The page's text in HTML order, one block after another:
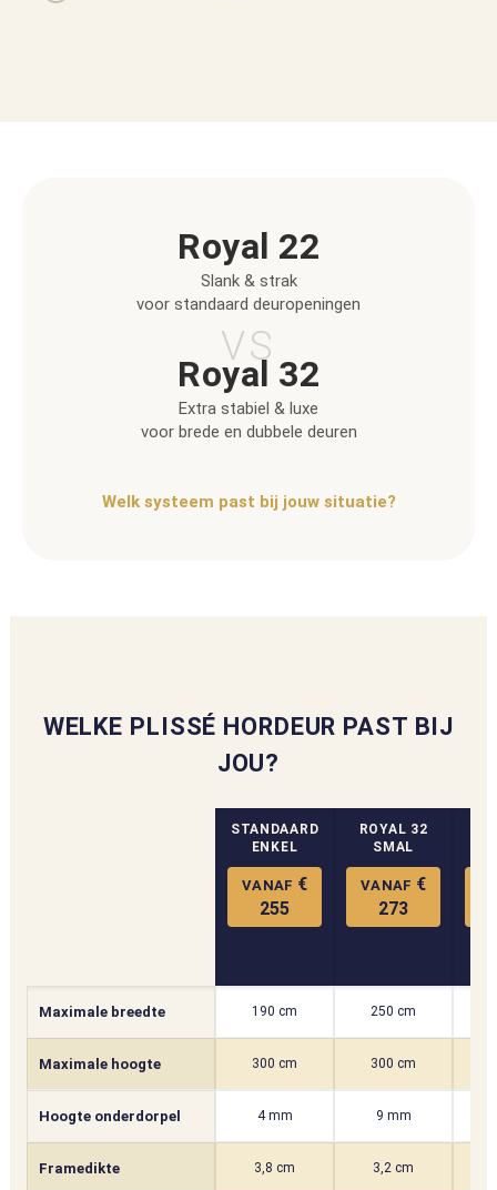
Royal 22
Slank & strak
voor standaard deuropeningen
VS
Royal 32
Extra stabiel & luxe
voor brede en dubbele deuren
Welk systeem past bij jouw situatie?
WELKE PLISSÉ HORDEUR PAST BIJ
JOU?
STANDAARD
ENKEL
VANAF €
255
ROYAL 32
SMAL
VANAF €
273
Maximale breedte 190 cm 250 cm
Maximale hoogte 300 cm 300 cm
Hoogte onderdorpel 4 mm 9 mm
Framedikte 3,8 cm 3,2 cm